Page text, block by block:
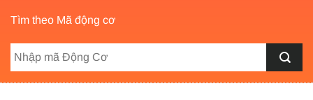
Tìm theo Mã động cơ